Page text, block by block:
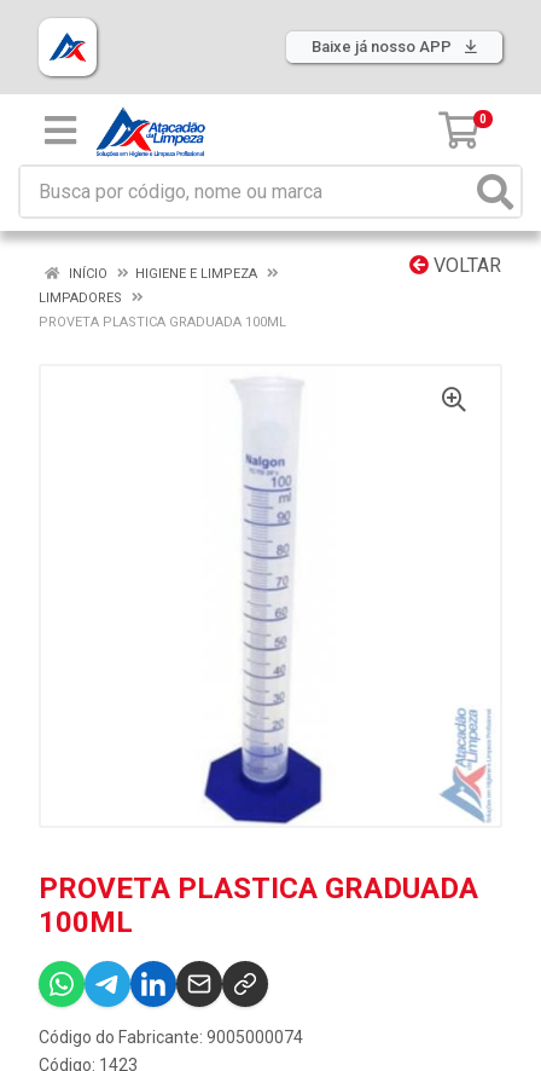
Baixe já nosso APP
0
VOLTAR
INÍCIO
HIGIENE E LIMPEZA
LIMPADORES
PROVETA PLASTICA GRADUADA 100ML
PROVETA PLASTICA GRADUADA
100ML
Código do Fabricante: 9005000074
Código: 1423